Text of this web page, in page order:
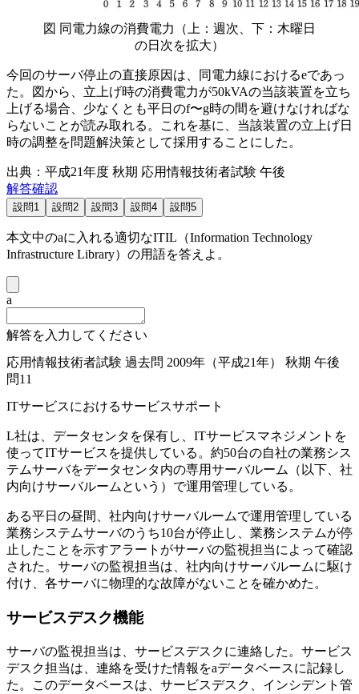
図 同電力線の消費電力（上：週次、下：木曜日
の日次を拡大）
今回のサーバ停止の直接原因は、同電力線におけるeであっ
た。図から、立上げ時の消費電力が50kVAの当該装置を立ち
上げる場合、少なくとも平日のf〜g時の間を避けなければな
らないことが読み取れる。これを基に、当該装置の立上げ日
時の調整を問題解決策として採用することにした。
出典：平成21年度 秋期 応用情報技術者試験 午後
解答確認
設問1 設問2 設問3 設問4 設問5
本文中のaに入れる適切なITIL（Information Technology
Infrastructure Library）の用語を答えよ。
a
解答を入力してください
応用情報技術者試験 過去問 2009年（平成21年） 秋期 午後
問11
ITサービスにおけるサービスサポート
L社は、データセンタを保有し、ITサービスマネジメントを
使ってITサービスを提供している。約50台の自社の業務シス
テムサーバをデータセンタ内の専用サーバルーム（以下、社
内向けサーバルームという）で運用管理している。
ある平日の昼間、社内向けサーバルームで運用管理している
業務システムサーバのうち10台が停止し、業務システムが停
止したことを示すアラートがサーバの監視担当によって確認
された。サーバの監視担当は、社内向けサーバルームに駆け
付け、各サーバに物理的な故障がないことを確かめた。
サービスデスク機能
サーバの監視担当は、サービスデスクに連絡した。サービス
デスク担当は、連絡を受けた情報をaデータベースに記録し
た。このデータベースは、サービスデスク、インシデント管